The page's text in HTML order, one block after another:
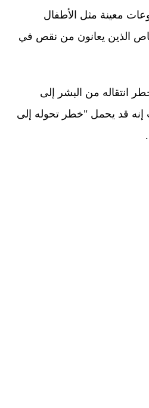
معينة مثل الأطفال
الذين يعانون من نقص في
انتقاله من البشر إلى
إنه قد يحمل "خطر تحوله إلى